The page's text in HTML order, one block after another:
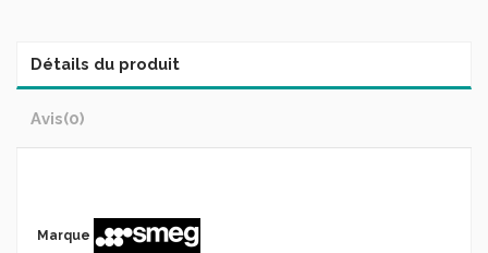
Détails du produit
Avis(0)
Marque